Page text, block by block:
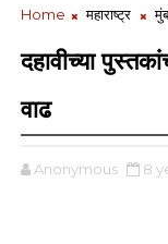
Home महाराष्ट्र
दहावीच्या
वाढ
Anonymous 8